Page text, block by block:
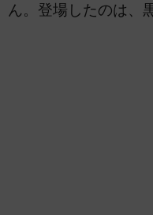
ん。登場したのは、